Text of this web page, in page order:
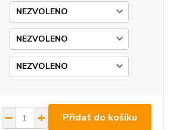
Přidat do košíku